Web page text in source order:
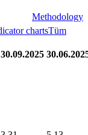
Methodology
chartsTüm
30.09.2025